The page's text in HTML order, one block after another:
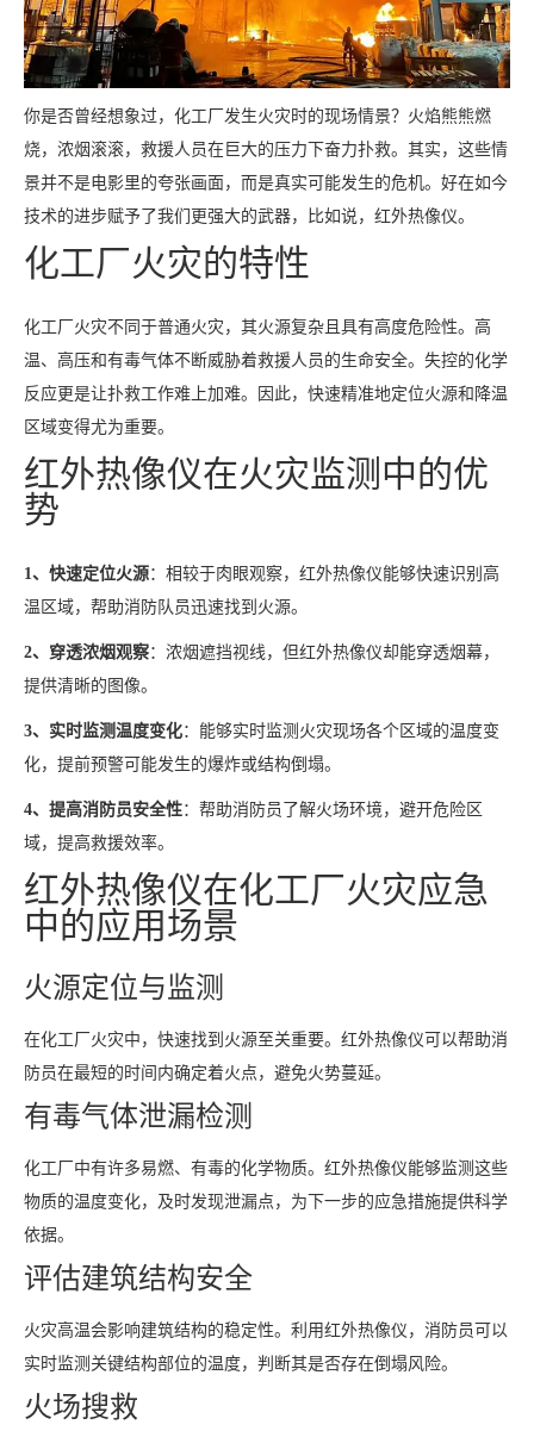
你是否曾经想象过，化工厂发生火灾时的现场情景？火焰熊熊燃
烧，浓烟滚滚，救援人员在巨大的压力下奋力扑救。其实，这些情
景并不是电影里的夸张画面，而是真实可能发生的危机。好在如今
技术的进步赋予了我们更强大的武器，比如说，红外热像仪。
化工厂火灾的特性
化工厂火灾不同于普通火灾，其火源复杂且具有高度危险性。高
温、高压和有毒气体不断威胁着救援人员的生命安全。失控的化学
反应更是让扑救工作难上加难。因此，快速精准地定位火源和降温
区域变得尤为重要。
红外热像仪在火灾监测中的优
势
1、快速定位火源：相较于肉眼观察，红外热像仪能够快速识别高
温区域，帮助消防队员迅速找到火源。
2、穿透浓烟观察：浓烟遮挡视线，但红外热像仪却能穿透烟幕，
提供清晰的图像。
3、实时监测温度变化：能够实时监测火灾现场各个区域的温度变
化，提前预警可能发生的爆炸或结构倒塌。
4、提高消防员安全性：帮助消防员了解火场环境，避开危险区
域，提高救援效率。
红外热像仪在化工厂火灾应急
中的应用场景
火源定位与监测
在化工厂火灾中，快速找到火源至关重要。红外热像仪可以帮助消
防员在最短的时间内确定着火点，避免火势蔓延。
有毒气体泄漏检测
化工厂中有许多易燃、有毒的化学物质。红外热像仪能够监测这些
物质的温度变化，及时发现泄漏点，为下一步的应急措施提供科学
依据。
评估建筑结构安全
火灾高温会影响建筑结构的稳定性。利用红外热像仪，消防员可以
实时监测关键结构部位的温度，判断其是否存在倒塌风险。
火场搜救